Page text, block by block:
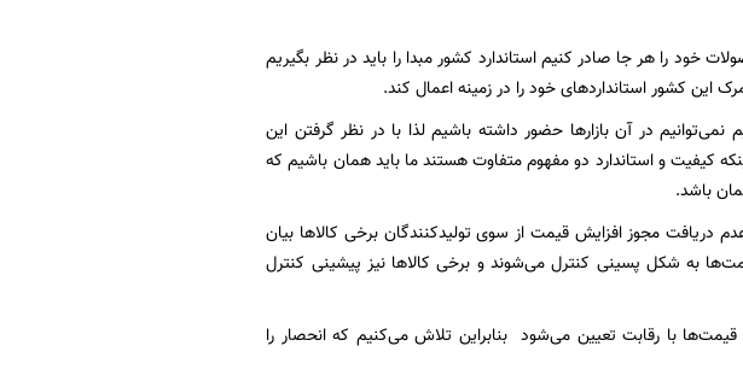
خود را هر جا صادر کنیم استاندارد کشور مبدا را باید در نظر بگیریم
این کشور استانداردهای خود را در زمینه اعمال کند.
در آن بازارها حضور داشته باشیم لذا با در نظر گرفتن این
کیفیت و استاندارد دو مفهوم متفاوت هستند ما باید همان باشیم که
باشد.
دریافت مجوز افزایش قیمت از سوی تولیدکنندگان برخی کالاها بیان
به شکل پسینی کنترل می‌شوند و برخی کالاها نیز پیشینی کنترل
با رقابت تعیین می‌شود بنابراین تلاش می‌کنیم که انحصار را